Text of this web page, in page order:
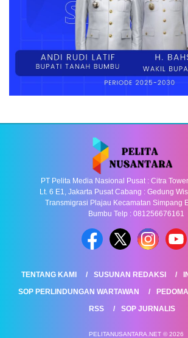
PT Pelita Media Nasional Pusat : Citra
Lt. 6 E1, Jakarta Pusat Cabang : Gedung
Transmigrasi Plajau Kecamatan Simpang
Bumbu Telp : 081256676161
TENTANG KAMI SUSUNAN REDAKSI
SOP PERLINDUNGAN WARTAWAN
RSS
SOP JURNALIS
PELITANUSANTARA.NET © 2026